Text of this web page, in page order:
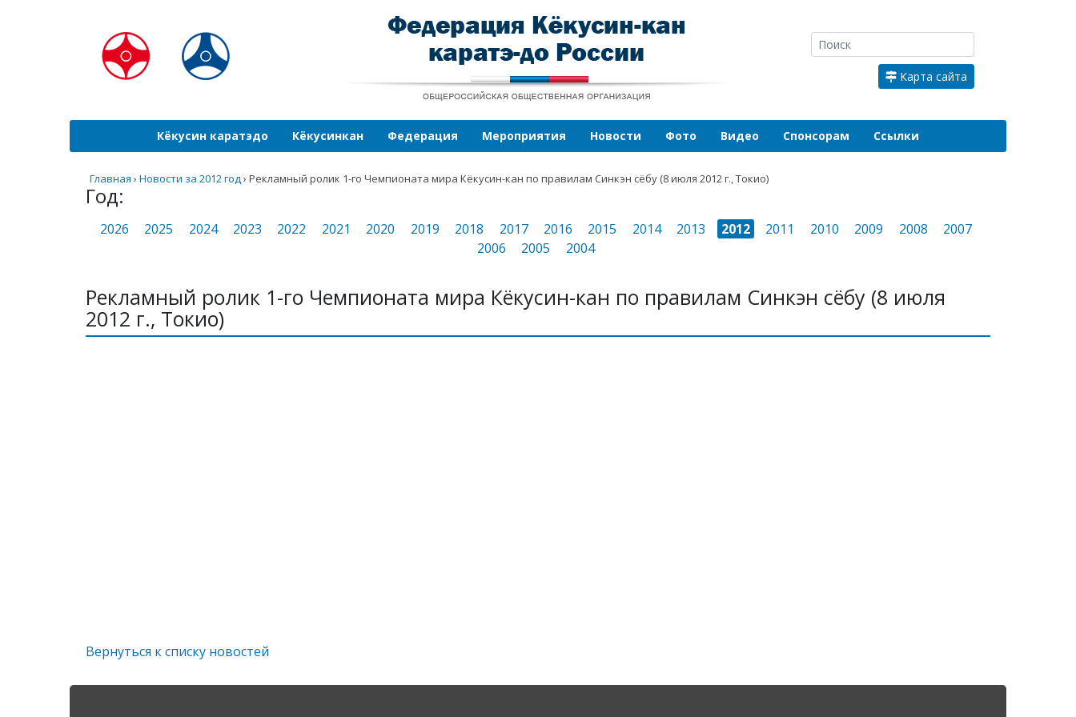
Карта сайта
Кёкусин каратэдо Кёкусинкан Федерация Мероприятия Новости Фото Видео Спонсорам Ссылки
Главная › Новости за 2012 год› Рекламный ролик 1-го Чемпионата мира Кёкусин-кан по правилам Синкэн сёбу (8 июля 2012 г., Токио)
Год:
2026 2025 2024 2023 2022 2021 2020 2019 2018 2017 2016 2015 2014 2013 2012 2011 2010 2009 2008
2007
2006
2005 2004
Рекламный ролик 1-го Чемпионата мира Кёкусин-кан по правилам Синкэн сёбу (8 июля
2012 г., Токио)
Вернуться к списку новостей